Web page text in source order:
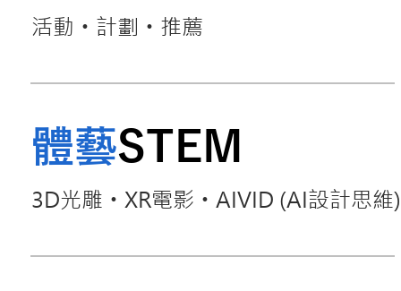
活動 ・ 計劃 ・ 推薦
體藝STEM
3D光雕 ・ XR電影 ・ AIVID (AI設計思維)